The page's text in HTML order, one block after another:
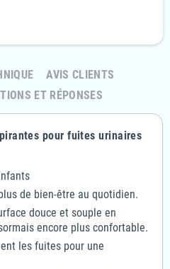
AVIS CLIENTS
ET RÉPONSES
pour fuites urinaires
de bien-être au quotidien.
douce et souple en
encore plus confortable.
les fuites pour une